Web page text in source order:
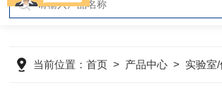
当前位置：首页 > 产品中心 > 实验室/便